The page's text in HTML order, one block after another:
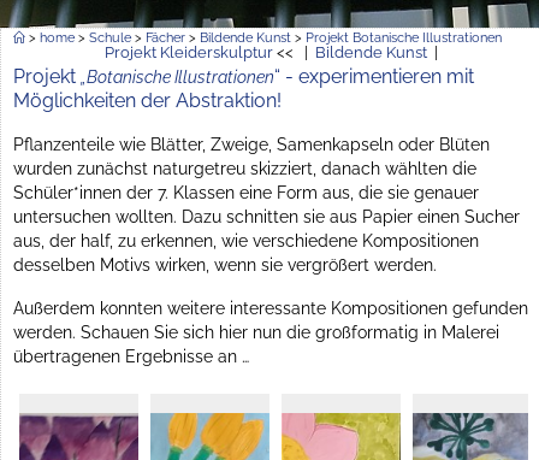
> home > Schule > Fächer > Bildende Kunst > Projekt Botanische Illustrationen
Projekt Kleiderskulptur<< | Bildende Kunst|
Projekt „Botanische Illustrationen“ - experimentieren mit
Möglichkeiten der Abstraktion!
Pflanzenteile wie Blätter, Zweige, Samenkapseln oder Blüten
wurden zunächst naturgetreu skizziert, danach wählten die
Schüler*innen der 7. Klassen eine Form aus, die sie genauer
untersuchen wollten. Dazu schnitten sie aus Papier einen Sucher
aus, der half, zu erkennen, wie verschiedene Kompositionen
desselben Motivs wirken, wenn sie vergrößert werden.
Außerdem konnten weitere interessante Kompositionen gefunden
werden. Schauen Sie sich hier nun die großformatig in Malerei
übertragenen Ergebnisse an …